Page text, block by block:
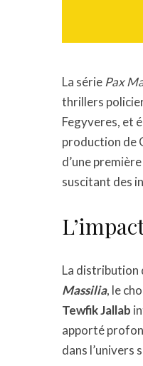
La série Pax
thrillers
Fegyveres, et
production de
d’une
suscitant des
La distribution
Massilia, le
Tewfik Jallab
apporté
dans l’univers